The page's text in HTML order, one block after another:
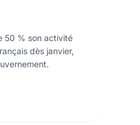
50 % son activité
dès janvier,